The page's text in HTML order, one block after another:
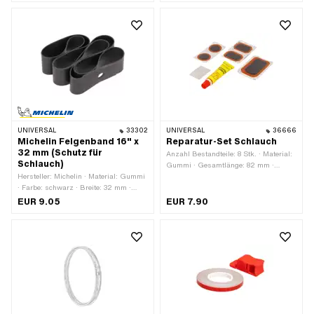
UNIVERSAL 33302
Michelin Felgenband 16" x
32 mm (Schutz für
Schlauch)
Hersteller: Michelin · Material: Gummi
· Farbe: schwarz · Breite: 32 mm ·
Gesamtlänge: 1050 mm · Radgrösse:
EUR 9.05
UNIVERSAL 36666
Reparatur-Set Schlauch
Anzahl Bestandteile: 8 Stk. · Material:
Gummi · Gesamtlänge: 82 mm ·
EUR 7.90